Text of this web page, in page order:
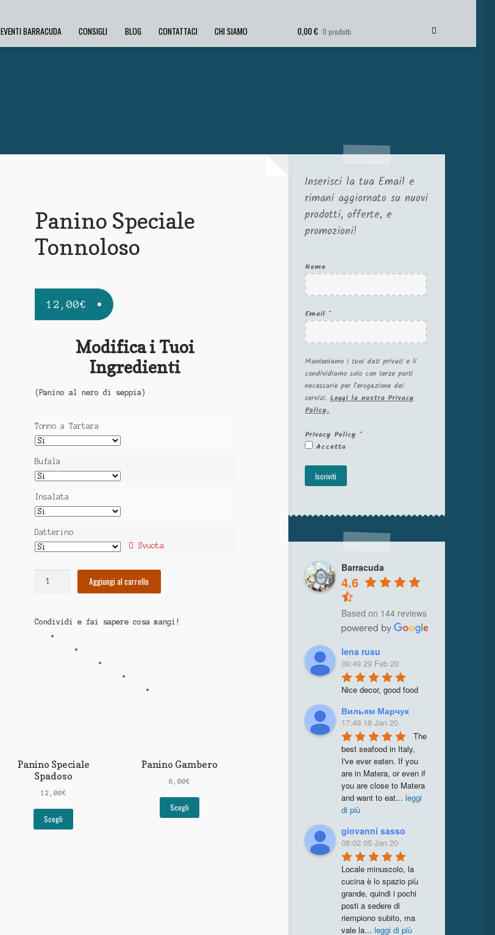
EVENTI BARRACUDA CONSIGLI BLOG CONTATTACI CHI SIAMO 0,00€ 0 prodotti
Panino Speciale
Tonnoloso
12,00€
Modifica i Tuoi
Ingredienti
(Panino al nero di seppia)
Tonno a Tartara
Bufala
Insalata
Datterino
Svuota
Aggiungi al carrello
Condividi e fai sapere cosa mangi!
Panino Speciale
Spadoso
12,00€
Scegli
Panino Gambero
8,00€
Scegli
Inserisci la tua Email e
rimani aggiornato su nuovi
prodotti, offerte, e
promozioni!
Nome
Email *
Manteniamo i tuoi dati privati e li
condividiamo solo con terze parti
necessarie per l'erogazione dei
servizi.Leggi la nostra Privacy
Policy.
Privacy Policy *
Accetta
Barracuda
4.6
Based on 144 reviews
lena rusu
09:49 29 Feb 20
Nice decor, good food
Вильям Марчук
17:49 18 Jan 20
The
best seafood in Italy,
I've ever eaten. If you
are in Matera, or even if
you are close to Matera
and want to eat... leggi
di più
giovanni sasso
08:02 05 Jan 20
Locale minuscolo, la
cucina è lo spazio più
grande, quindi i pochi
posti a sedere di
riempiono subito, ma
vale la... leggi di più